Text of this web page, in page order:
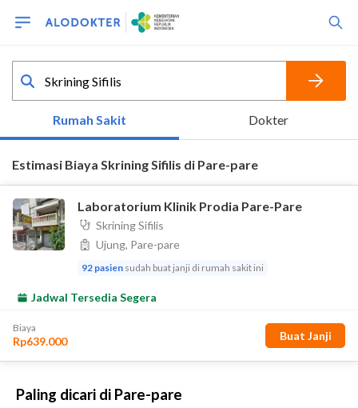
Paling dicari di Pare-pare